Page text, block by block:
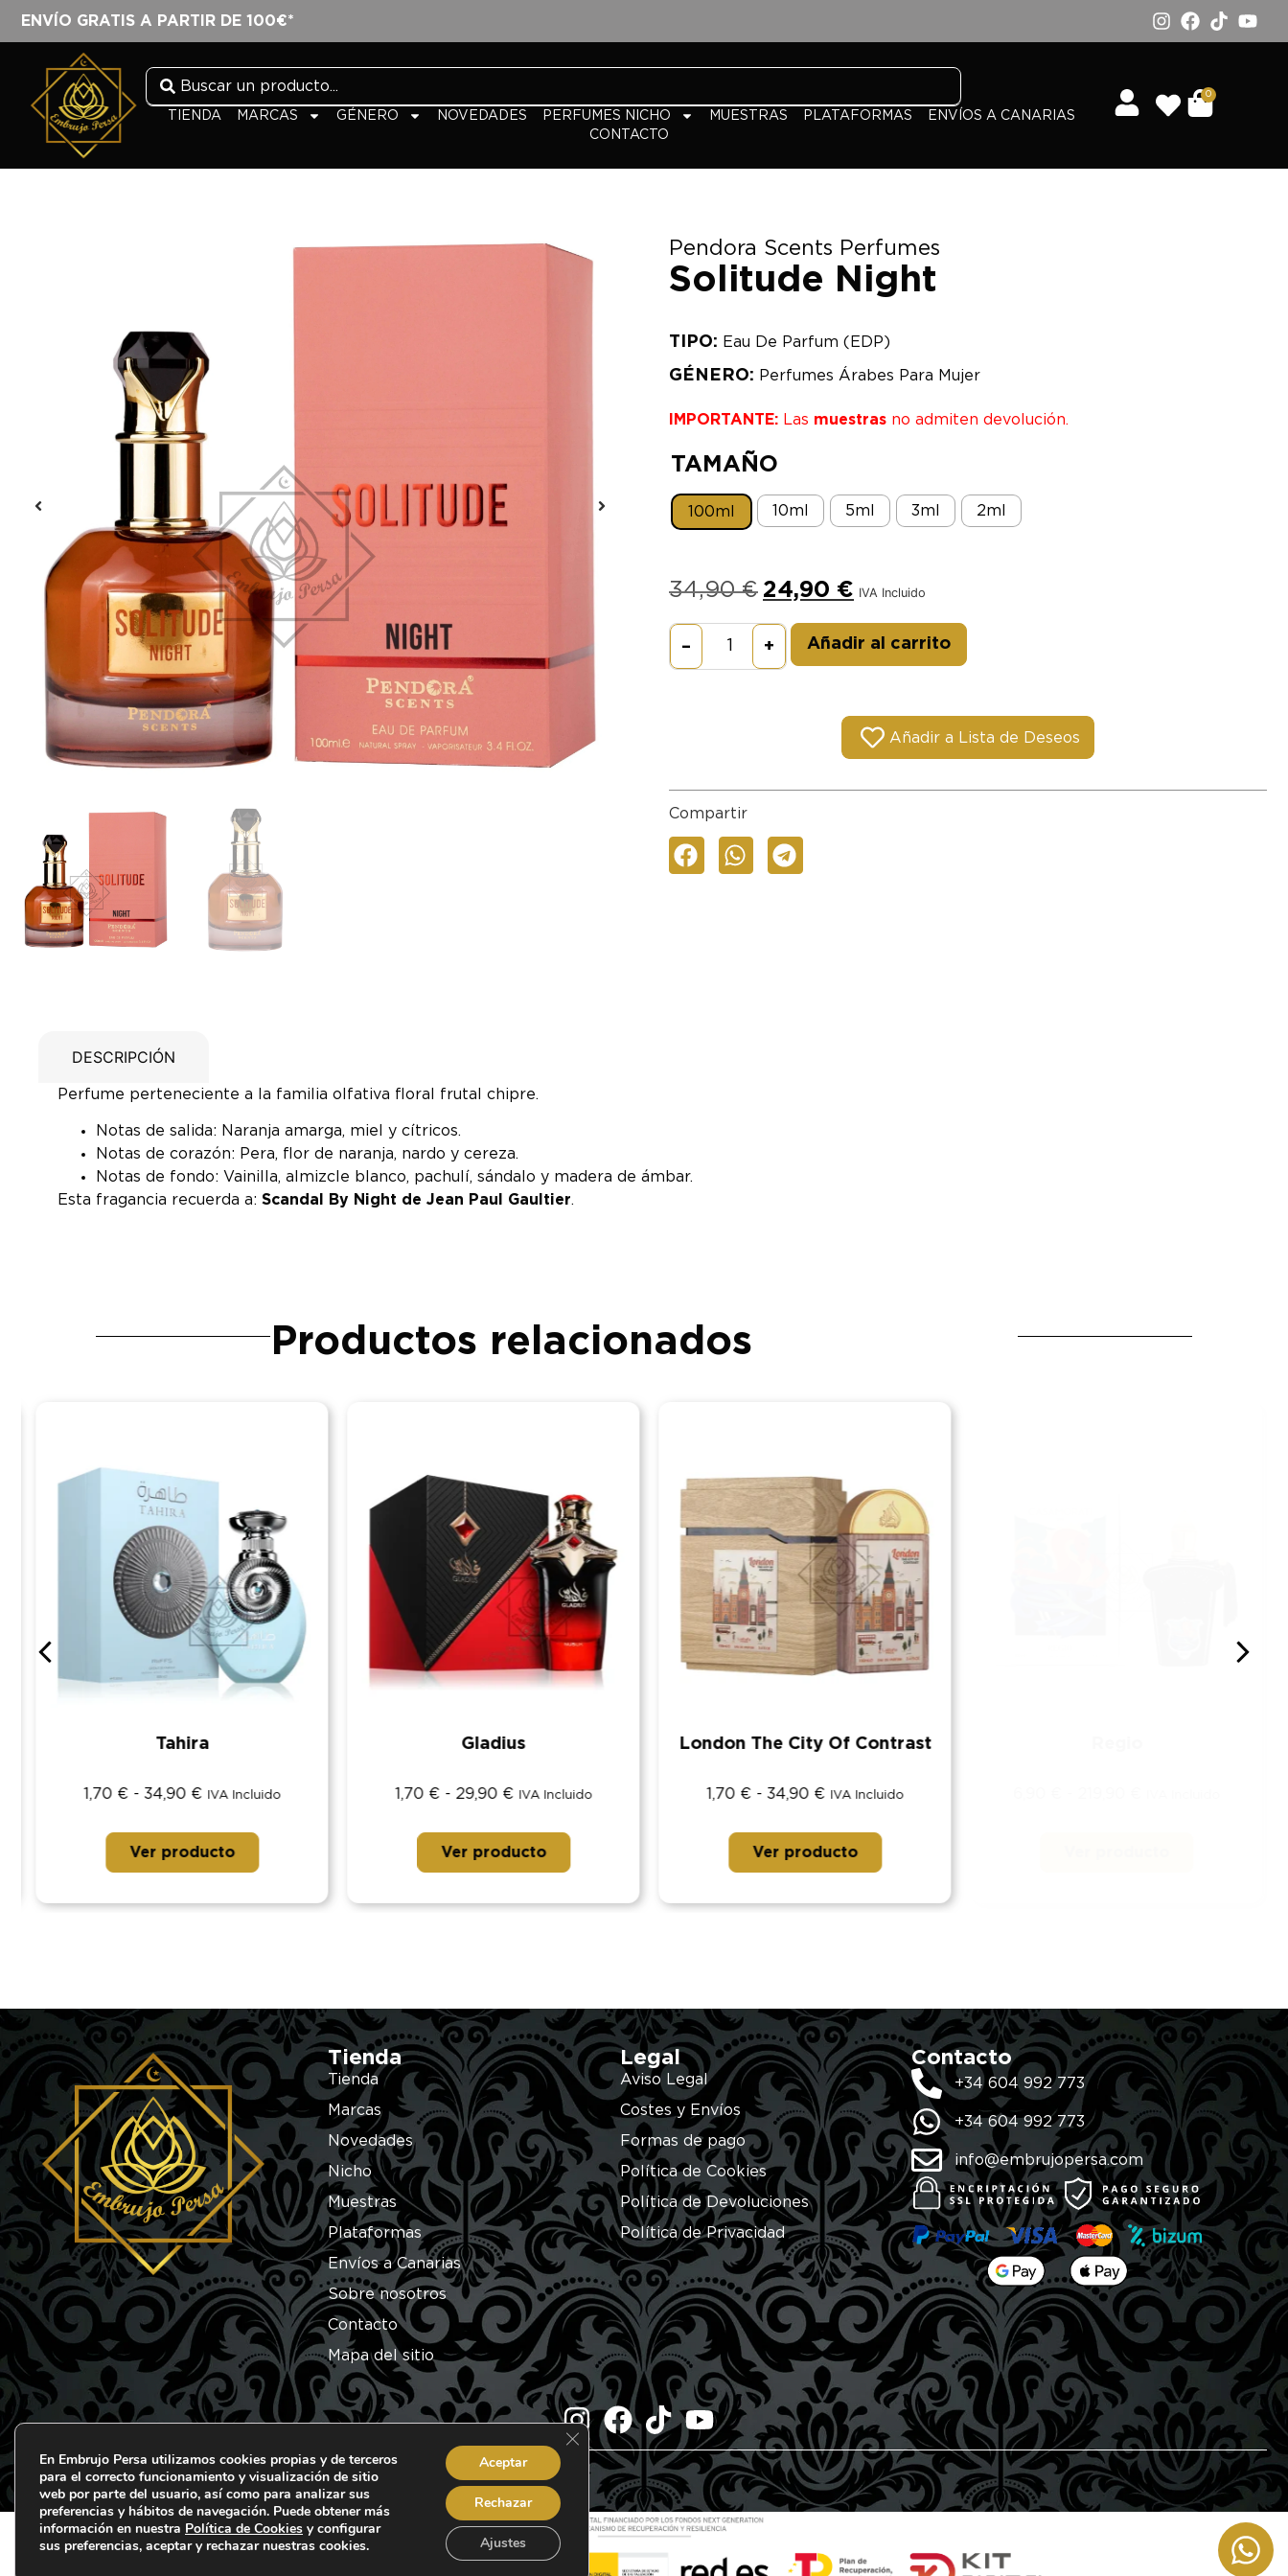
ENVÍO GRATIS A PARTIR DE 100€*
TIENDA MARCAS GÉNERO NOVEDADES PERFUMES NICHO MUESTRAS PLATAFORMAS
ENVÍOS A CANARIAS
CONTACTO
0
Pendora Scents Perfumes
Solitude Night
TIPO: Eau De Parfum (EDP)
GÉNERO: Perfumes Árabes Para Mujer
IMPORTANTE: Las muestras no admiten devolución.
TAMAÑO
100ml 10ml 5ml 3ml 2ml
34,90€ 24,90 € IVA Incluido
– + Añadir al carrito
Añadir a Lista de Deseos
Compartir
DESCRIPCIÓN
Perfume perteneciente a la familia olfativa floral frutal chipre.
Notas de salida: Naranja amarga, miel y cítricos.
Notas de corazón: Pera, flor de naranja, nardo y cereza.
Notas de fondo: Vainilla, almizcle blanco, pachulí, sándalo y madera de ámbar.
Esta fragancia recuerda a: Scandal By Night de Jean Paul Gaultier.
Productos relacionados
Tahira
1,70€ - 34,90€ IVA Incluido
Ver producto
Gladius
1,70€ - 29,90€ IVA Incluido
Ver producto
London The City Of Contrast
1,70€ - 34,90€ IVA Incluido
Ver producto
Tienda
Tienda
Marcas
Novedades
Nicho
Muestras
Plataformas
Envíos a Canarias
Sobre nosotros
Contacto
Mapa del sitio
Legal
Aviso Legal
Costes y Envíos
Formas de pago
Política de Cookies
Política de Devoluciones
Política de Privacidad
Contacto
+34 604 992 773
+34 604 992 773
info@embrujopersa.com
© 2026 Embrujo Persa. Todos los derechos reservados.
En Embrujo Persa utilizamos cookies propias y de terceros
para el correcto funcionamiento y visualización de sitio
web por parte del usuario, así como para analizar sus
preferencias y hábitos de navegación. Puede obtener más
información en nuestra Política de Cookies y configurar
sus preferencias, aceptar y rechazar nuestras cookies.
Aceptar
Rechazar
Ajustes
Cerrar el banner de cookies RGPD